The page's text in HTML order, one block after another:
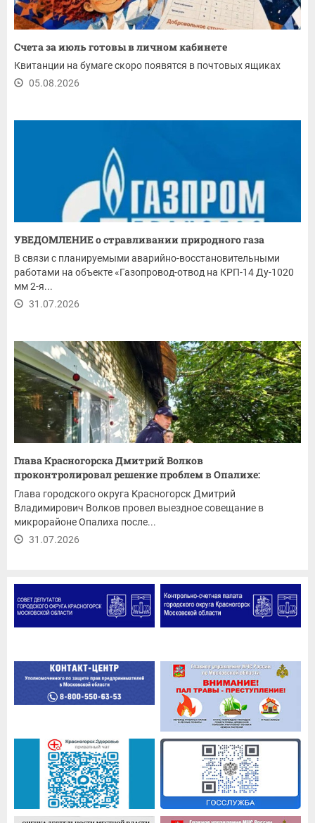
Счета за июль готовы в личном кабинете
Квитанции на бумаге скоро появятся в почтовых ящиках
05.08.2026
УВЕДОМЛЕНИЕ о стравливании природного газа
В связи с планируемыми аварийно-восстановительными
работами на объекте «Газопровод-отвод на КРП-14 Ду-1020
мм 2-я...
31.07.2026
Глава Красногорска Дмитрий Волков
проконтролировал решение проблем в Опалихе:
ремонт...
Глава городского округа Красногорск Дмитрий
Владимирович Волков провел выездное совещание в
микрорайоне Опалиха после...
31.07.2026